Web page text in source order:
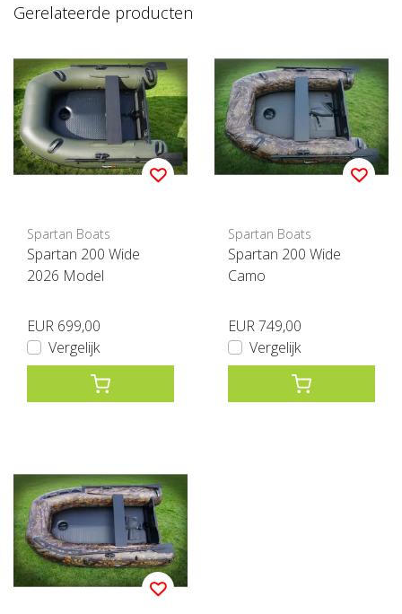
Gerelateerde producten
Spartan Boats
Spartan 200 Wide
2026 Model
EUR 699,00
Vergelijk
Spartan Boats
Spartan 200 Wide
Camo
EUR 749,00
Vergelijk